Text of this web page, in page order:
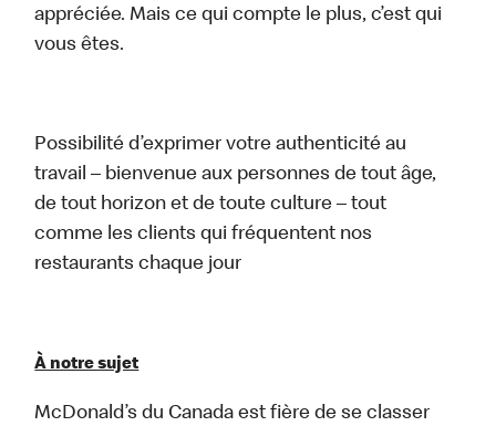
appréciée. Mais ce qui compte le plus, c’est qui
vous êtes.
Possibilité d’exprimer votre authenticité au
travail – bienvenue aux personnes de tout âge,
de tout horizon et de toute culture – tout
comme les clients qui fréquentent nos
restaurants chaque jour
À notre sujet
McDonald’s du Canada est fière de se classer